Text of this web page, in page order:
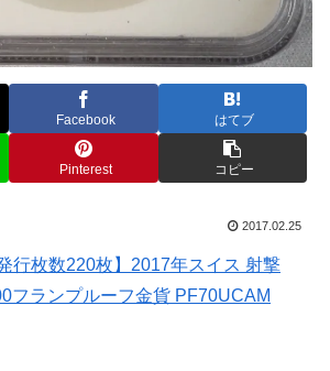
Facebook はてブ
Pinterest コピー
2017.02.25
行枚数220枚】2017年スイス 射撃
ランプルーフ金貨 PF70UCAM